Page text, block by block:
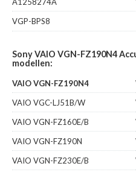
A1258274A
VGP-BPS8
Sony VAIO VGN-FZ190N4
modellen:
VAIO VGN-FZ190N4
VAIO VGC-LJ51B/W
VAIO VGN-FZ160E/B
VAIO VGN-FZ190N
VAIO VGN-FZ230E/B